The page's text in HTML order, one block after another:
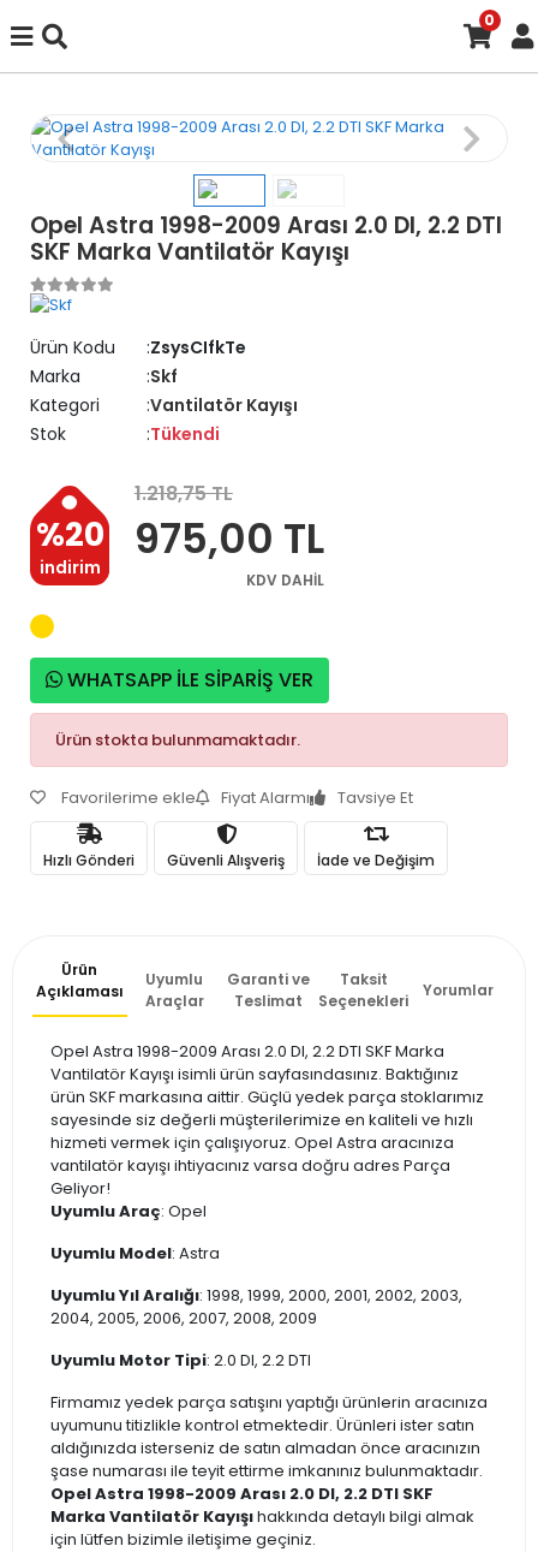
0
Opel Astra 1998-2009 Arası 2.0 DI, 2.2 DTI
SKF Marka Vantilatör Kayışı
Ürün Kodu
ZsysCIfkTe
Marka
Skf
Kategori
Vantilatör Kayışı
Stok
Tükendi
%20
indirim
1.218,75 TL
975,00 TL
KDV DAHİL
WHATSAPP İLE SİPARİŞ VER
Ürün stokta bulunmamaktadır.
Favorilerime ekle Fiyat Alarmı Tavsiye Et
Hızlı Gönderi Güvenli Alışveriş İade ve Değişim
Ürün
Açıklaması
Uyumlu
Araçlar
Garanti ve
Teslimat
Taksit
Seçenekleri
Yorumlar
Opel Astra 1998-2009 Arası 2.0 DI, 2.2 DTI SKF Marka
Vantilatör Kayışı isimli ürün sayfasındasınız. Baktığınız
ürün SKF markasına aittir. Güçlü yedek parça stoklarımız
sayesinde siz değerli müşterilerimize en kaliteli ve hızlı
hizmeti vermek için çalışıyoruz. Opel Astra aracınıza
vantilatör kayışı ihtiyacınız varsa doğru adres Parça
Geliyor!
Uyumlu Araç: Opel
Uyumlu Model: Astra
Uyumlu Yıl Aralığı: 1998, 1999, 2000, 2001, 2002, 2003,
2004, 2005, 2006, 2007, 2008, 2009
Uyumlu Motor Tipi: 2.0 DI, 2.2 DTI
Firmamız yedek parça satışını yaptığı ürünlerin aracınıza
uyumunu titizlikle kontrol etmektedir. Ürünleri ister satın
aldığınızda isterseniz de satın almadan önce aracınızın
şase numarası ile teyit ettirme imkanınız bulunmaktadır.
Opel Astra 1998-2009 Arası 2.0 DI, 2.2 DTI SKF
Marka Vantilatör Kayışıhakkında detaylı bilgi almak
için lütfen bizimle iletişime geçiniz.